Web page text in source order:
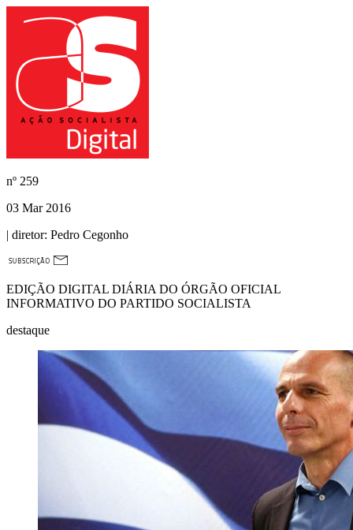
nº 259
03 Mar 2016
| diretor: Pedro Cegonho
EDIÇÃO DIGITAL DIÁRIA DO ÓRGÃO OFICIAL
INFORMATIVO DO PARTIDO SOCIALISTA
destaque